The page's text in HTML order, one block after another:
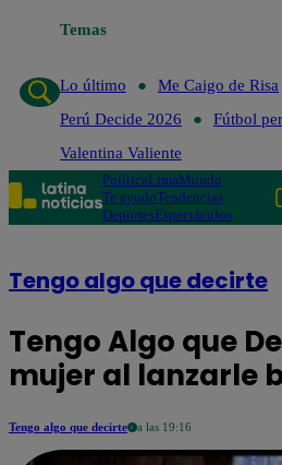
Temas
Lo último
Me Caigo de Risa
Perú Decide 2026
Fútbol
Valentina Valiente
PolíticaLimaMundo
Te ayudoTendencias
DeportesEspectáculos
Tengo algo que decirte
Tengo Algo que
mujer al lanzarle
Tengo algo que decirte a las 19:16